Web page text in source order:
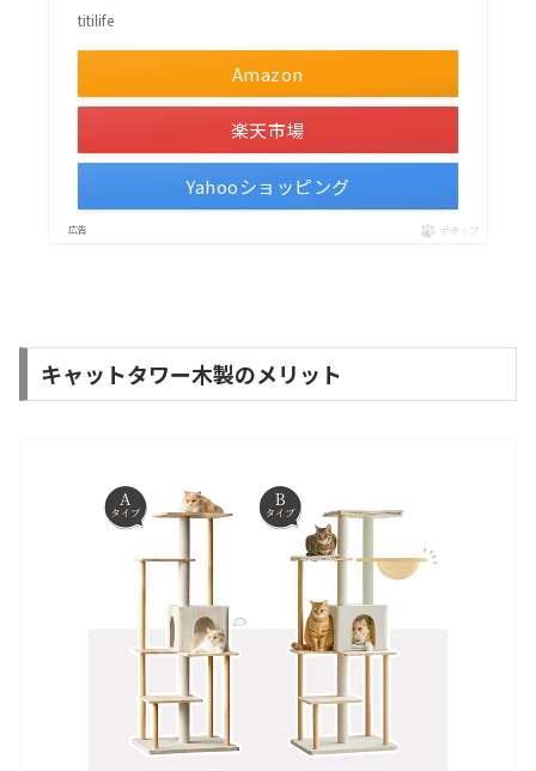
titilife
Amazon
楽天市場
Yahooショッピング
ポチップ
キャットタワー木製のメリット